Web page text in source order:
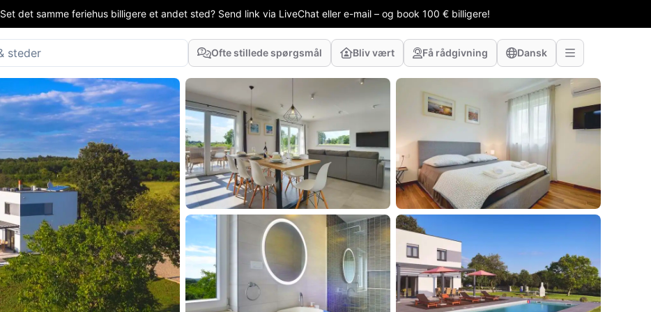
Set det samme feriehus billigere et andet sted? Send link via LiveChat eller e-mail – og book 100 € billigere!
Ofte stillede spørgsmål Bliv vært Få rådgivning Dansk